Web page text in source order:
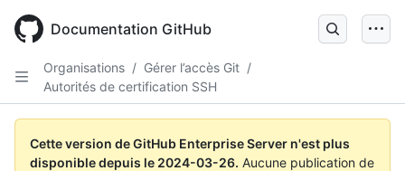
main
Documentation GitHub
Organisations / Gérer l’accès Git /
Autorités de certification SSH
Cette version de GitHub Enterprise Server n'est plus
disponible depuis le 2024-03-26. Aucune publication de